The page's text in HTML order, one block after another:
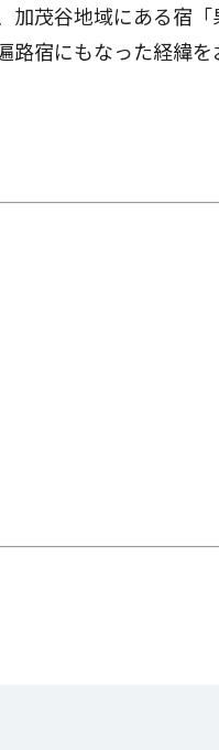
加茂谷地域にある宿
路宿にもなった経緯